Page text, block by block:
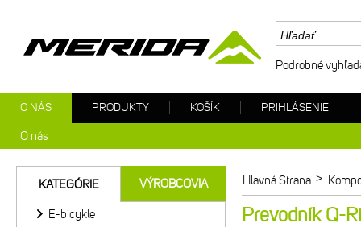
Hlavná Strana >
Prevodník Q-
KATEGÓRIE VÝROBCOVIA
E-bicykle
Podrobné
O NÁS
O nás
PRODUKTY KOŠÍK PRIHLÁSENIE